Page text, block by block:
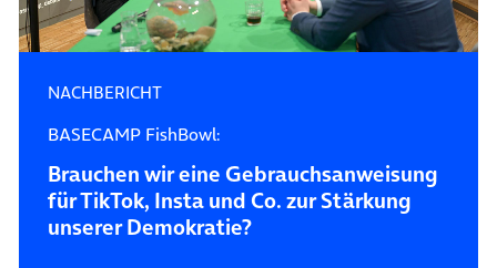
NACHBERICHT
BASECAMP FishBowl:
Brauchen wir eine Gebrauchs­anweisung
für TikTok, Insta und Co. zur Stärkung
unserer Demokratie?